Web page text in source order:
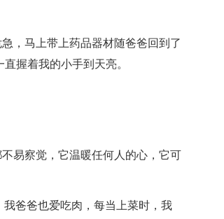
，马上带上药品器材随爸爸回到了
握着我的小手到天亮。
易察觉，它温暖任何人的心，它可
爸爸也爱吃肉，每当上菜时，我